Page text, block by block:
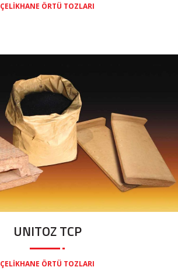
ÇELIKHANE ÖRTÜ TOZLARI
UNITOZ TCP
ÇELIKHANE ÖRTÜ TOZLARI